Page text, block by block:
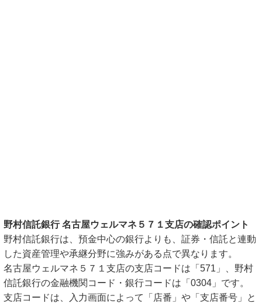
野村信託銀行 名古屋ウェルマネ５７１支店の確認ポイント
野村信託銀行は、預金中心の銀行よりも、証券・信託と連動
した資産管理や承継分野に強みがある点で異なります。
名古屋ウェルマネ５７１支店の支店コードは「571」、野村
信託銀行の金融機関コード・銀行コードは「0304」です。
支店コードは、入力画面によって「店番」や「支店番号」と